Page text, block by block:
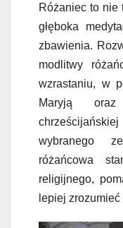
Różaniec to nie
głęboka
zbawienia.
modlitwy
wzrastaniu, w
Maryją
wybranego
różańcowa
religijnego,
lepiej